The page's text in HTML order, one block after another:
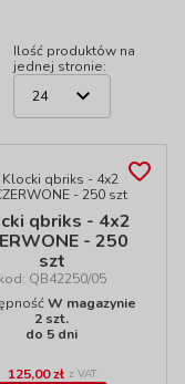
Ilość produktów na
jednej stronie:
qbriks - 4x2
- 250
szt
kod: QB42250/05
W magazynie
2 szt.
do 5 dni
125,00 zł z VAT